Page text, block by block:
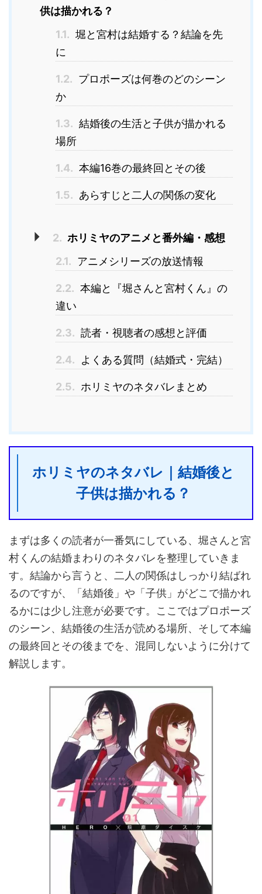
供は描かれる？
1.1. 堀と宮村は結婚する？結論を先
に
1.2. プロポーズは何巻のどのシーン
か
1.3. 結婚後の生活と子供が描かれる
場所
1.4. 本編16巻の最終回とその後
1.5. あらすじと二人の関係の変化
2. ホリミヤのアニメと番外編・感想
2.1. アニメシリーズの放送情報
2.2. 本編と『堀さんと宮村くん』の
違い
2.3. 読者・視聴者の感想と評価
2.4. よくある質問（結婚式・完結）
2.5. ホリミヤのネタバレまとめ
ホリミヤのネタバレ｜結婚後と
子供は描かれる？
まずは多くの読者が一番気にしている、堀さんと宮
村くんの結婚まわりのネタバレを整理していきま
す。結論から言うと、二人の関係はしっかり結ばれ
るのですが、「結婚後」や「子供」がどこで描かれ
るかには少し注意が必要です。ここではプロポーズ
のシーン、結婚後の生活が読める場所、そして本編
の最終回とその後までを、混同しないように分けて
解説します。